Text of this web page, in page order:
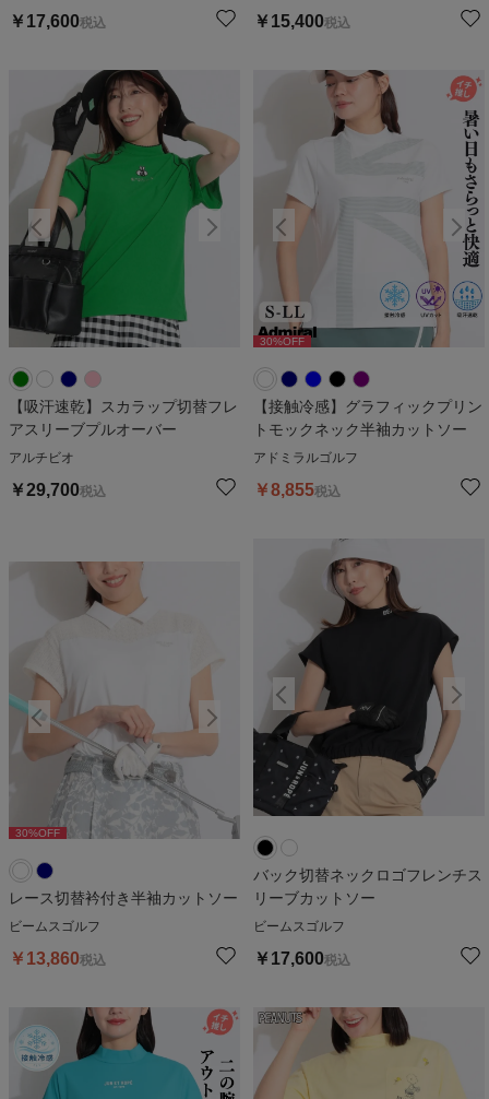
￥ 17,600税込 ￥ 15,400税込
【吸汗速乾】スカラップ切替フレ
アスリーブプルオーバー
アルチビオ
￥29,700税込
%OFF 30%OFF
【接触冷感】グラフィックプリン
トモックネック半袖カットソー
アドミラルゴルフ
￥8,855税込
30%OFF
レース切替衿付き半袖カットソー
ビームスゴルフ
￥ 13,860税込
バック切替ネックロゴフレンチス
リーブカットソー
ビームスゴルフ
￥ 17,600税込